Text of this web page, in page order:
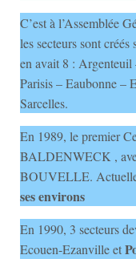
C’est à l’Assemblée
les secteurs sont
en avait 8 : Argenteuil
Parisis – Eaubonne –
Sarcelles.
En 1989, le premier
BALDENWECK ,
BOUVELLE.
ses environs
En 1990, 3 secteurs
Ecouen-Ezanville et